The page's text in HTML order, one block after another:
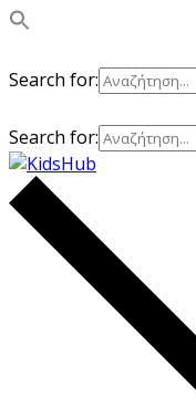
Search for:
Search for: